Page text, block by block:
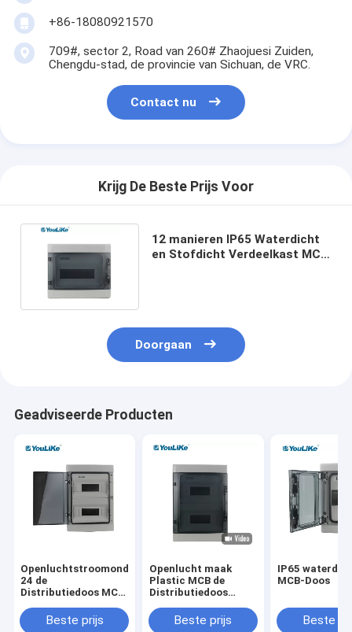
+86-18080921570
709#, sector 2, Road van 260# Zhaojuesi Zuiden,
Chengdu-stad, de provincie van Sichuan, de VRC.
Contact nu
Krijg De Beste Prijs Voor
12 manieren IP65 Waterdicht
en Stofdicht Verdeelkast MCB
Doorgaan
Geadviseerde Producten
Openluchtstroomonderbreker
24 de
Distributiedoos MCB
Elektro Waterdichte
Macht
Beste prijs
Openlucht maak
Plastic MCB de
Distributiedoos
Manier Elektromacht
Beste prijs
IP65
MCB-Doos
Beste